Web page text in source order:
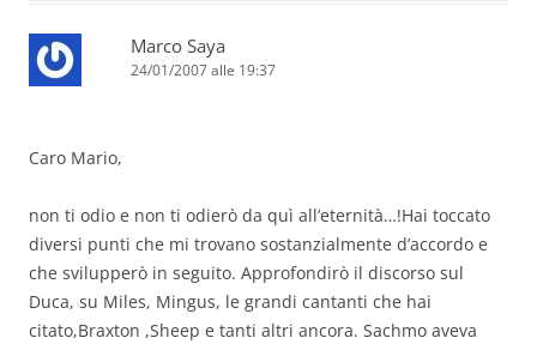
Marco Saya
24/01/2007 alle 19:37
Caro Mario,
non ti odio e non ti odierò da quì all’eternità…!Hai toccato
diversi punti che mi trovano sostanzialmente d’accordo e
che svilupperò in seguito. Approfondirò il discorso sul
Duca, su Miles, Mingus, le grandi cantanti che hai
citato,Braxton ,Sheep e tanti altri ancora. Sachmo aveva